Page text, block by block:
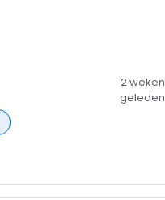
2 weken
geleden